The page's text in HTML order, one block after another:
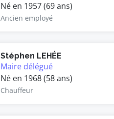
Né en 1957 (69 ans)
Ancien employé
Stéphen LEHÉE
Maire délégué
Né en 1968 (58 ans)
Chauffeur